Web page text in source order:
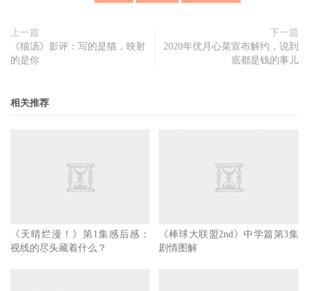
《织田肉桂信长》的看点除了汪星人本身的萌感外，以大明
狗，又对霓虹国的战国时期很感兴趣，那么这部
上一篇
《猫汤》影评：写的是猫，映射
的是你
下一篇
2020年优月心菜宣布解约，说到
底都是钱的事儿
相关推荐
《天晴烂漫！》第1集感后感：
视线的尽头藏着什么？
《棒球大联盟2nd》中学篇第3集
剧情图解